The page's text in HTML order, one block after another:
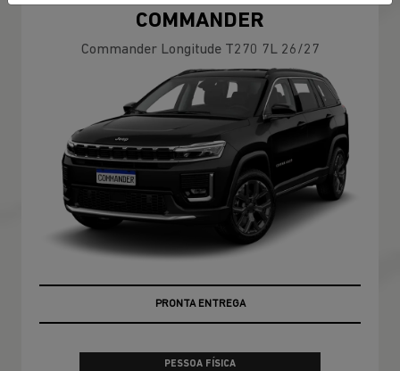
COMMANDER
Commander Longitude T270 7L 26/27
PESSOA FÍSICA